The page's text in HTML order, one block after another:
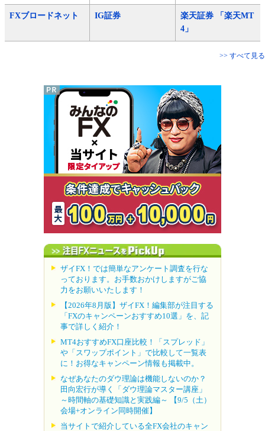
FXブロードネット IG証券
楽天証券 「楽天MT
4」
>> すべて見る
ザイFX！では簡単なアンケート調査を行な
っております。お手数おかけしますがご協
力をお願いいたします！
【2026年8月版】ザイFX！編集部が注目する
「FXのキャンペーンおすすめ10選」を、記
事で詳しく紹介！
MT4おすすめFX口座比較！「スプレッド」
や「スワップポイント」で比較して一覧表
に！お得なキャンペーン情報も掲載中。
なぜあなたのダウ理論は機能しないのか？
田向宏行が導く「ダウ理論マスター講座」
～時間軸の基礎知識と実践編～ 【9/5（土）
会場+オンライン同時開催】
当サイトで紹介している全FX会社のキャン